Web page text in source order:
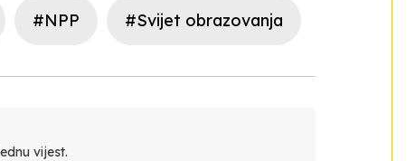
#NPP #Svijet obrazovanja
vijest.